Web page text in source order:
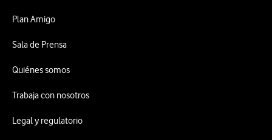
Plan Amigo
Sala de Prensa
Quiénes somos
Trabaja con nosotros
Legal y regulatorio